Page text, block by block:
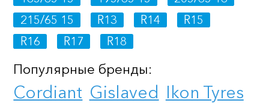
215/65 15
R13 R14
R15
R16
R17 R18
Популярные бренды:
Cordiant Gislaved Ikon Tyres